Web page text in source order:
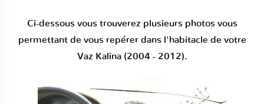
Ci-dessous vous trouverez plusieurs photos vous
permettant de vous repérer dans l'habitacle de votre
Vaz Kalina (2004 - 2012).